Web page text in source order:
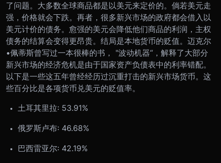
了问题。 大多数全球商品都是以美元来定价的。倘若美元走
强，价格就会下跌。再者，很多新兴市场的政府都会借入以
美元计价的债务。愈强的美元会降低他们商品的利润，主权
债务的结算会变得更昂贵。结局是本地货币的贬值。 迈克尔
•佩蒂斯曾写过一本很棒的书， "波动机器“，解释了大部分
新兴市场的经济危机是由于国家资产负债表中的利率错配。
以下是一些这五年曾经经历过沉重打击的新兴市场货币。这
些百分比是各项货币兑美元的贬值率。
土耳其里拉: 53.91%
俄罗斯卢布: 46.68%
巴西雷亚尔: 42.19%